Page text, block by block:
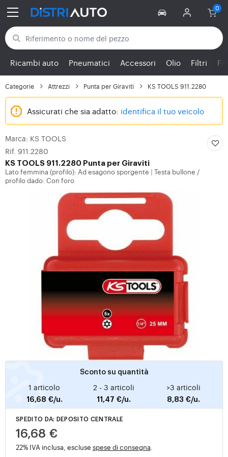
Torna alle categorie
Ricambi auto Pneumatici Accessori Olio Filtri
Categorie Attrezzi Punta per Giraviti KS TOOLS 911.2280
Assicurati che sia adatto: identifica il tuo veicolo
Marca: KS TOOLS
Rif. 911.2280
KS TOOLS 911.2280 Punta per Giraviti
Lato femmina (profilo): Ad esagono sporgente
Testa bullone /
profilo dado: Con foro
Sconto su quantità
1 articolo
16,68 €/u.
2 - 3 articoli
11,47 €/u.
>3 articoli
8,83 €/u.
SPEDITO DA: DEPOSITO CENTRALE
16,68 €
22% IVA inclusa, escluse spese di consegna